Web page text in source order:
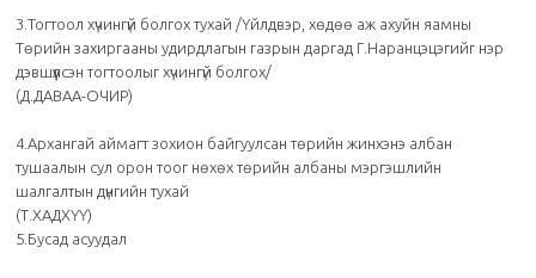
3.Тогтоол хүчингүй болгох тухай /Үйлдвэр, хөдөө аж ахуйн яамны
Төрийн захиргааны удирдлагын газрын даргад Г.Наранцэцэгийг нэр
дэвшүүлсэн тогтоолыг хүчингүй болгох/
(Д.ДАВАА-ОЧИР)
4.Архангай аймагт зохион байгуулсан төрийн жинхэнэ албан
тушаалын сул орон тоог нөхөх төрийн албаны мэргэшлийн
шалгалтын дүнгийн тухай
(Т.ХАДХҮҮ)
5.Бусад асуудал